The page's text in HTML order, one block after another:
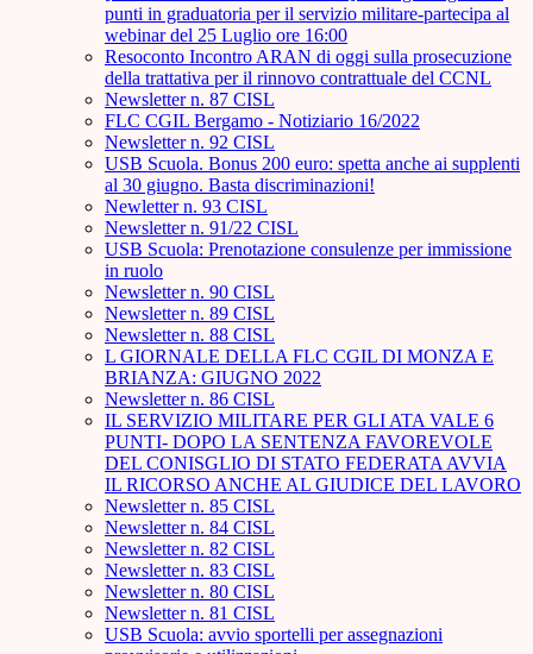
punti in graduatoria per il servizio militare-partecipa al
webinar del 25 Luglio ore 16:00
Resoconto Incontro ARAN di oggi sulla prosecuzione
della trattativa per il rinnovo contrattuale del CCNL
Newsletter n. 87 CISL
FLC CGIL Bergamo - Notiziario 16/2022
Newsletter n. 92 CISL
USB Scuola. Bonus 200 euro: spetta anche ai supplenti
al 30 giugno. Basta discriminazioni!
Newletter n. 93 CISL
Newsletter n. 91/22 CISL
USB Scuola: Prenotazione consulenze per immissione
in ruolo
Newsletter n. 90 CISL
Newsletter n. 89 CISL
Newsletter n. 88 CISL
L GIORNALE DELLA FLC CGIL DI MONZA E
BRIANZA: GIUGNO 2022
Newsletter n. 86 CISL
IL SERVIZIO MILITARE PER GLI ATA VALE 6
PUNTI- DOPO LA SENTENZA FAVOREVOLE
DEL CONISGLIO DI STATO FEDERATA AVVIA
IL RICORSO ANCHE AL GIUDICE DEL LAVORO
Newsletter n. 85 CISL
Newsletter n. 84 CISL
Newsletter n. 82 CISL
Newsletter n. 83 CISL
Newsletter n. 80 CISL
Newsletter n. 81 CISL
USB Scuola: avvio sportelli per assegnazioni